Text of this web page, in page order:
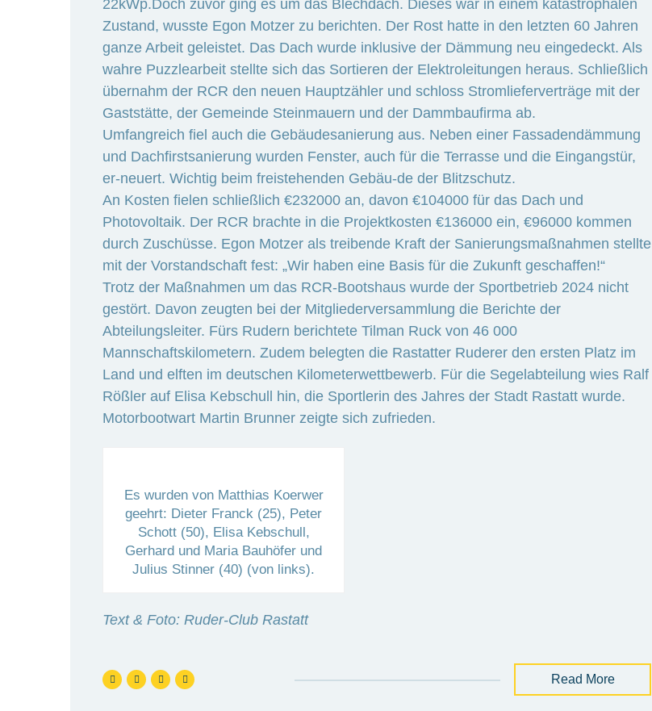
22kWp.Doch zuvor ging es um das Blechdach. Dieses war in einem katastrophalen
Zustand, wusste Egon Motzer zu berichten. Der Rost hatte in den letzten 60 Jahren
ganze Arbeit geleistet. Das Dach wurde inklusive der Dämmung neu eingedeckt. Als
wahre Puzzlearbeit stellte sich das Sortieren der Elektroleitungen heraus. Schließlich
übernahm der RCR den neuen Hauptzähler und schloss Stromlieferverträge mit der
Gaststätte, der Gemeinde Steinmauern und der Dammbaufirma ab.
Umfangreich fiel auch die Gebäudesanierung aus. Neben einer Fassadendämmung
und Dachfirstsanierung wurden Fenster, auch für die Terrasse und die Eingangstür,
er-neuert. Wichtig beim freistehenden Gebäu-de der Blitzschutz.
An Kosten fielen schließlich €232000 an, davon €104000 für das Dach und
Photovoltaik. Der RCR brachte in die Projektkosten €136000 ein, €96000 kommen
durch Zuschüsse. Egon Motzer als treibende Kraft der Sanierungsmaßnahmen stellte
mit der Vorstandschaft fest: „Wir haben eine Basis für die Zukunft geschaffen!“
Trotz der Maßnahmen um das RCR-Bootshaus wurde der Sportbetrieb 2024 nicht
gestört. Davon zeugten bei der Mitgliederversammlung die Berichte der
Abteilungsleiter. Fürs Rudern berichtete Tilman Ruck von 46 000
Mannschaftskilometern. Zudem belegten die Rastatter Ruderer den ersten Platz im
Land und elften im deutschen Kilometerwettbewerb. Für die Segelabteilung wies Ralf
Rößler auf Elisa Kebschull hin, die Sportlerin des Jahres der Stadt Rastatt wurde.
Motorbootwart Martin Brunner zeigte sich zufrieden.
Es wurden von Matthias Koerwer
geehrt: Dieter Franck (25), Peter
Schott (50), Elisa Kebschull,
Gerhard und Maria Bauhöfer und
Julius Stinner (40) (von links).
Text & Foto: Ruder-Club Rastatt
Read More